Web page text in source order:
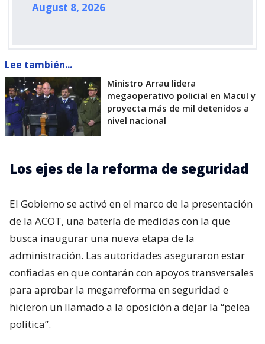
August 8, 2026
Lee también...
Ministro Arrau lidera
megaoperativo policial en Macul y
proyecta más de mil detenidos a
nivel nacional
Los ejes de la reforma de seguridad
El Gobierno se activó en el marco de la presentación
de la ACOT, una batería de medidas con la que
busca inaugurar una nueva etapa de la
administración. Las autoridades aseguraron estar
confiadas en que contarán con apoyos transversales
para aprobar la megarreforma en seguridad e
hicieron un llamado a la oposición a dejar la “pelea
política”.